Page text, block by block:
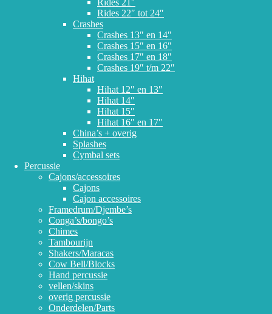
Rides 21″
Rides 22″ tot 24″
Crashes
Crashes 13″ en 14″
Crashes 15″ en 16″
Crashes 17″ en 18″
Crashes 19″ t/m 22″
Hihat
Hihat 12″ en 13″
Hihat 14″
Hihat 15″
Hihat 16″ en 17″
China’s + overig
Splashes
Cymbal sets
Percussie
Cajons/accessoires
Cajons
Cajon accessoires
Framedrum/Djembe’s
Conga’s/bongo’s
Chimes
Tambourijn
Shakers/Maracas
Cow Bell/Blocks
Hand percussie
vellen/skins
overig percussie
Onderdelen/Parts